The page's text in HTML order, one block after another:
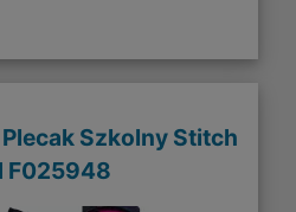
Szkolny Stitch
F025948